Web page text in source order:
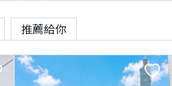
推薦給你